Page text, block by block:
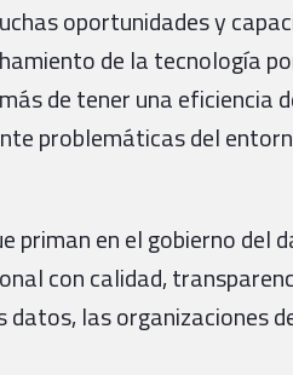
oportunidades y
de la tecnología
de tener una eficiencia
problemáticas del
priman en el gobierno del
con calidad,
datos, las organizaciones